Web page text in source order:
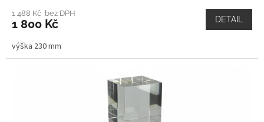
1 488 Kč bez DPH
1 800 Kč DETAIL
výška 230 mm